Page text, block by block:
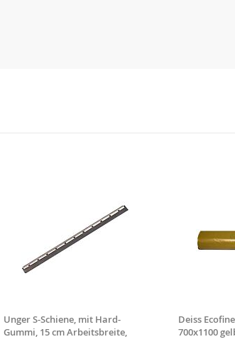
Unger S-Schiene, mit Hard-
Gummi, 15 cm Arbeitsbreite,
Deiss
700x1100